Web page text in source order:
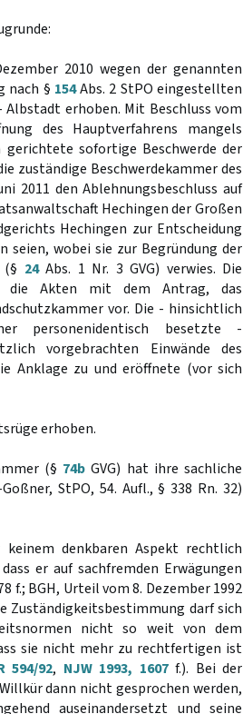
2010 wegen der genannten
nach § 154Abs. 2 StPO eingestellten
erhoben. Mit Beschluss vom
des Hauptverfahrens mangels
gerichtete sofortige Beschwerde der
zuständige Beschwerdekammer des
2011 den Ablehnungsbeschluss auf
Hechingen der Großen
Hechingen zur Entscheidung
seien, wobei sie zur Begründung der
24Abs. 1 Nr. 3 GVG) verwies. Die
die Akten mit dem Antrag, das
vor. Die - hinsichtlich
personenidentisch besetzte -
vorgebrachten Einwände des
Anklage zu und eröffnete (vor sich
erhoben.
(§ 74b GVG) hat ihre sachliche
StPO, 54. Aufl., § 338 Rn. 32)
denkbaren Aspekt rechtlich
er auf sachfremden Erwägungen
f.; BGH, Urteil vom 8. Dezember 1992
Zuständigkeitsbestimmung darf sich
nicht so weit von dem
sie nicht mehr zu rechtfertigen ist
594/92, NJW 1993, 1607f.). Bei der
dann nicht gesprochen werden,
auseinandersetzt und seine